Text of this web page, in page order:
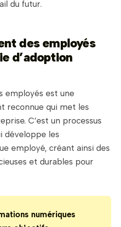
du futur.
des employés
d’adoption
employés est une
reconnue qui met les
C’est un processus
développe les
employé, créant ainsi des
et durables pour
numériques